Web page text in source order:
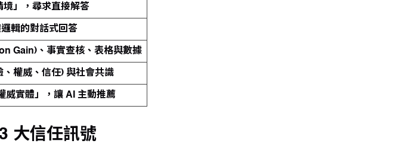
境」，尋求直接解答
輯的對話式回答
Gain)、事實查核、表格與數據
、權威、信任) 與社會共識
威實體」，讓 AI 主動推薦
大信任訊號